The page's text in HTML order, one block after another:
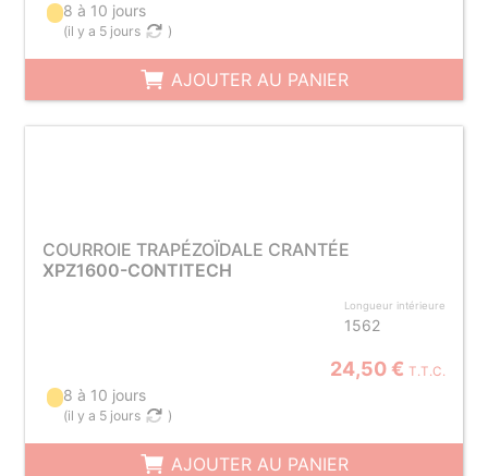
8 à 10 jours
(il y a 5 jours )
AJOUTER AU PANIER
COURROIE TRAPÉZOÏDALE CRANTÉE
XPZ1600-CONTITECH
Longueur intérieure
1562
24,50 € T.T.C.
8 à 10 jours
(il y a 5 jours )
AJOUTER AU PANIER